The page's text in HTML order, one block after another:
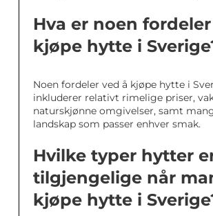
Hva er noen
kjøpe hytte i
Noen fordeler ved å kjøpe hytte i
inkluderer relativt rimelige priser,
naturskjønne omgivelser, samt
landskap som passer enhver smak.
Hvilke typer hytter
tilgjengelige når
kjøpe hytte i